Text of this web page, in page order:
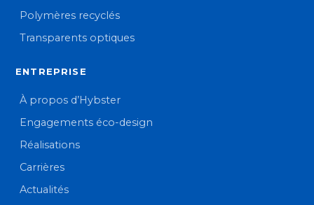
Polymères recyclés
Transparents optiques
ENTREPRISE
À propos d’Hybster
Engagements éco-design
Réalisations
Carrières
Actualités